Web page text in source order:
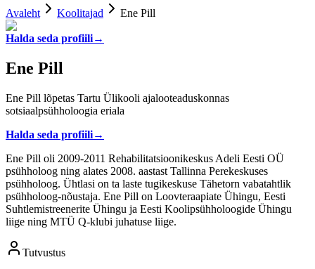
Avaleht
Koolitajad Ene Pill
Halda seda profiili→
Ene Pill
Ene Pill lõpetas Tartu Ülikooli ajalooteaduskonnas
sotsiaalpsühholoogia eriala
Halda seda profiili→
Ene Pill oli 2009-2011 Rehabilitatsioonikeskus Adeli Eesti OÜ
psühholoog ning alates 2008. aastast Tallinna Perekeskuses
psühholoog. Ühtlasi on ta laste tugikeskuse Tähetorn vabatahtlik
psühholoog-nõustaja. Ene Pill on Loovteraapiate Ühingu, Eesti
Suhtlemistreenerite Ühingu ja Eesti Koolipsühholoogide Ühingu
liige ning MTÜ Q-klubi juhatuse liige.
Tutvustus